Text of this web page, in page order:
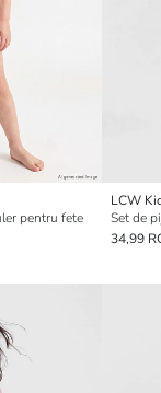
pentru fete
LCW
34,99